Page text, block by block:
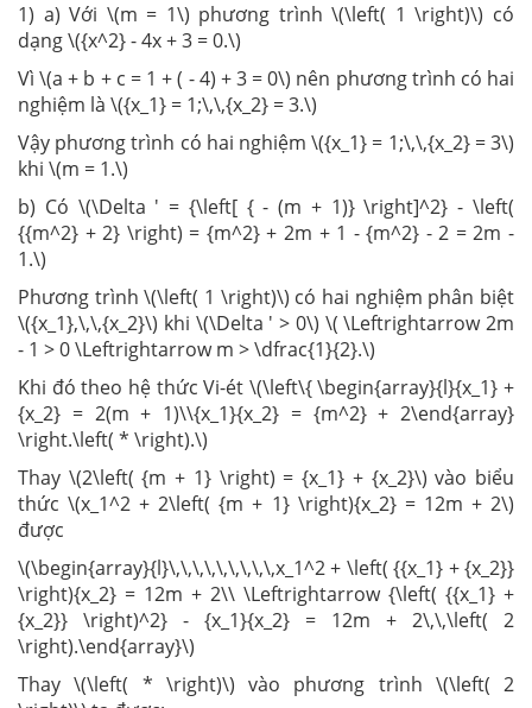
1) a) Với \(m = 1\) phương trình \(\left( 1 \right)\) có
dạng \({x^2} - 4x + 3 = 0.\)
Vì \(a + b + c = 1 + ( - 4) + 3 = 0\) nên phương trình có hai
nghiệm là \({x_1} = 1;\,\,{x_2} = 3.\)
Vậy phương trình có hai nghiệm \({x_1} = 1;\,\,{x_2} = 3\)
khi \(m = 1.\)
b) Có \(\Delta ' = {\left[ { - (m + 1)} \right]^2} - \left(
{{m^2} + 2} \right) = {m^2} + 2m + 1 - {m^2} - 2 = 2m -
1.\)
Phương trình \(\left( 1 \right)\) có hai nghiệm phân biệt
\({x_1},\,\,{x_2}\) khi \(\Delta ' > 0\) \( \Leftrightarrow 2m
- 1 > 0 \Leftrightarrow m > \dfrac{1}{2}.\)
Khi đó theo hệ thức Vi-ét \(\left\{ \begin{array}{l}{x_1} +
{x_2} = 2(m + 1)\\{x_1}{x_2} = {m^2} + 2\end{array}
\right.\left( * \right).\)
Thay \(2\left( {m + 1} \right) = {x_1} + {x_2}\) vào biểu
thức \(x_1^2 + 2\left( {m + 1} \right){x_2} = 12m + 2\)
được
\(\begin{array}{l}\,\,\,\,\,\,\,\,\,x_1^2 + \left( {{x_1} + {x_2}}
\right){x_2} = 12m + 2\\ \Leftrightarrow {\left( {{x_1} +
{x_2}} \right)^2} - {x_1}{x_2} = 12m + 2\,\,\left( 2
\right).\end{array}\)
Thay \(\left( * \right)\) vào phương trình \(\left( 2